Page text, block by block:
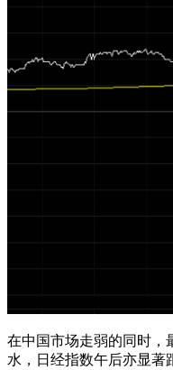
在中国市场走弱的同时，
水，日经指数午后亦显著